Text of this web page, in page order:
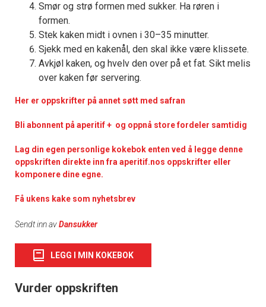
Smør og strø formen med sukker. Ha røren i
formen.
Stek kaken midt i ovnen i 30–35 minutter.
Sjekk med en kakenål, den skal ikke være klissete.
Avkjøl kaken, og hvelv den over på et fat. Sikt melis
over kaken før servering.
Her er oppskrifter på annet søtt med safran
Bli abonnent på aperitif + og oppnå store fordeler samtidig
Lag din egen personlige kokebok enten ved å legge denne
oppskriften direkte inn fra aperitif.nos oppskrifter eller
komponere dine egne.
Få ukens kake som nyhetsbrev
Sendt inn avDansukker
LEGG I MIN KOKEBOK
Vurder oppskriften